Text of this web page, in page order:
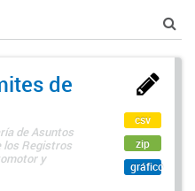
de
de Asuntos
los Registros
y
csv
zip
gráfico